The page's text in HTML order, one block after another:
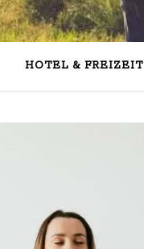
HOTEL & FREIZEIT